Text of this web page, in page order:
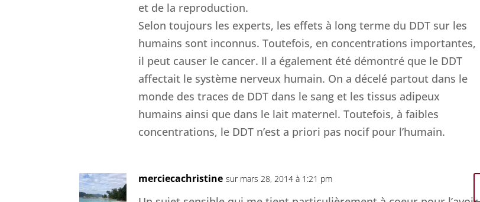
et de la reproduction.
Selon toujours les experts, les effets à long terme du DDT sur les
humains sont inconnus. Toutefois, en concentrations importantes,
il peut causer le cancer. Il a également été démontré que le DDT
affectait le système nerveux humain. On a décelé partout dans le
monde des traces de DDT dans le sang et les tissus adipeux
humains ainsi que dans le lait maternel. Toutefois, à faibles
concentrations, le DDT n’est a priori pas nocif pour l’humain.
merciecachristine sur mars 28, 2014 à 1:21 pm